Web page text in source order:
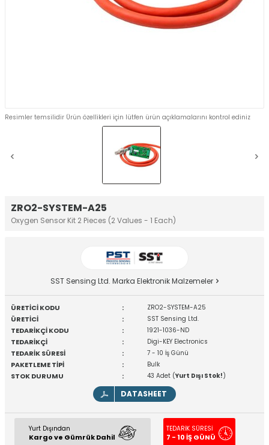
ZRO2-SYSTEM-A25
Oxygen Sensor Kit 2 Pieces (2 Values - 1 Each)
Resimler temsilidir Ürün özellikleri için lütfen ürün açıklamalarını kontrol ediniz
SST Sensing Ltd. Marka Elektronik Malzemeler
ÜRETİCİ KODU : ZRO2-SYSTEM-A25
ÜRETİCİ : SST Sensing Ltd.
TEDARİKÇİ KODU : 1921-1036-ND
TEDARİKÇİ : Digi-KEY Electronics
TEDARİK SÜRESİ : 7 - 10 İş Günü
PAKETLEME TİPİ : Bulk
STOK DURUMU : 43 Adet (Yurt Dışı Stok!)
DATASHEET
Yurt Dışından
Kargo ve Gümrük Dahil
TEDARİK SÜRESİ
7 - 10 İŞ GÜNÜ